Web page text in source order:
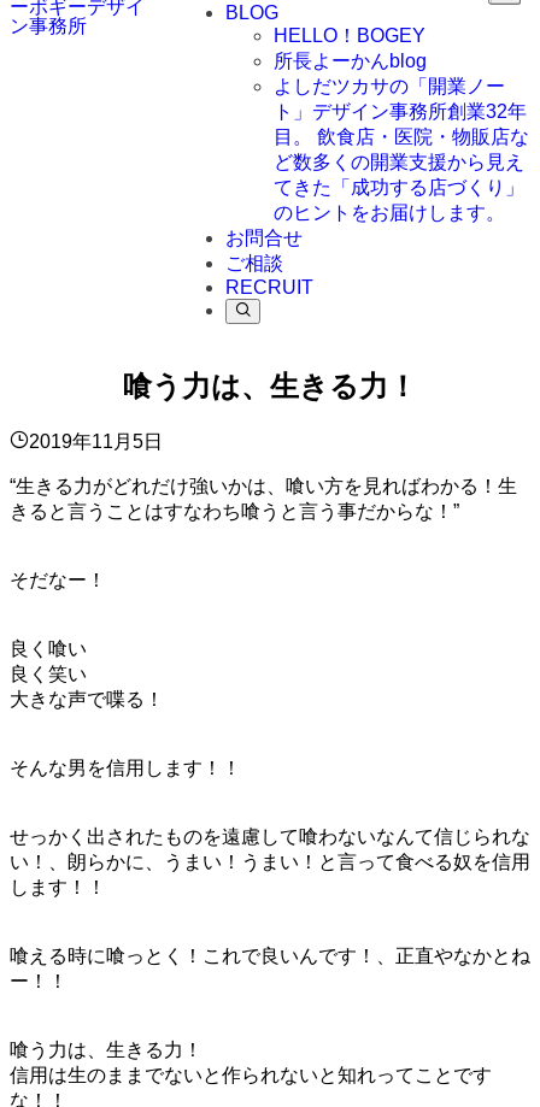
BLOG
HELLO！BOGEY
所長よーかんblog
よしだツカサの「開業ノー
ト」 デザイン事務所創業32年
目。 飲食店・医院・物販店な
ど数多くの開業支援から見え
てきた「成功する店づくり」
のヒントをお届けします。
お問合せ
ご相談
RECRUIT
喰う力は、生きる力！
2019年11月5日
“生きる力がどれだけ強いかは、喰い方を見ればわかる！生
きると言うことはすなわち喰うと言う事だからな！”
そだなー！
良く喰い
良く笑い
大きな声で喋る！
そんな男を信用します！！
せっかく出されたものを遠慮して喰わないなんて信じられな
い！、朗らかに、うまい！うまい！と言って食べる奴を信用
します！！
喰える時に喰っとく！これで良いんです！、正直やなかとね
ー！！
喰う力は、生きる力！
信用は生のままでないと作られないと知れってことです
な！！